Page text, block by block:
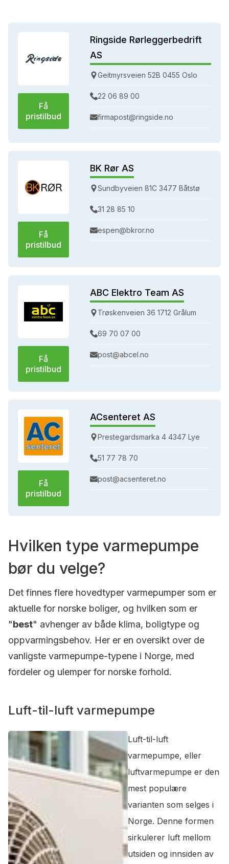
Få
pristilbud
Ringside Rørleggerbedrift
AS
Geitmyrsveien 52B 0455 Oslo
22 06 89 00
firmapost@ringside.no
Få
pristilbud
BK Rør AS
Sundbyveien 81C 3477 Båtstø
31 28 85 10
espen@bkror.no
Få
pristilbud
ABC Elektro Team AS
Trøskenveien 36 1712 Grålum
69 70 07 00
post@abcel.no
Få
pristilbud
ACsenteret AS
Prestegardsmarka 4 4347 Lye
51 77 78 70
post@acsenteret.no
Hvilken type varmepumpe
bør du velge?
Det finnes flere hovedtyper varmepumper som er
aktuelle for norske boliger, og hvilken som er
"best" avhenger av både klima, boligtype og
oppvarmingsbehov. Her er en oversikt over de
vanligste varmepumpe-typene i Norge, med
fordeler og ulemper for norske forhold.
Luft-til-luft varmepumpe
Luft-til-luft
varmepumpe, eller
luftvarmepumpe er den
mest populære
varianten som selges i
Norge. Denne formen
sirkulerer luft mellom
utsiden og innsiden av